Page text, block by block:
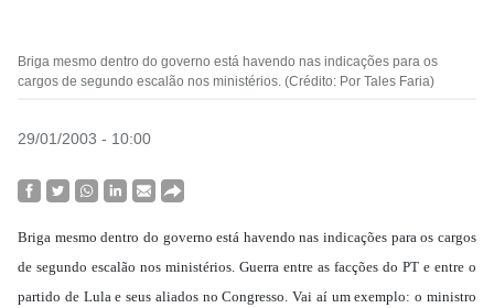
Briga mesmo dentro do governo está havendo nas indicações para os
cargos de segundo escalão nos ministérios. (Crédito: Por Tales Faria)
29/01/2003 - 10:00
Briga mesmo dentro do governo está havendo nas indicações para os cargos
de segundo escalão nos ministérios. Guerra entre as facções do PT e entre o
partido de Lula e seus aliados no Congresso. Vai aí um exemplo: o ministro